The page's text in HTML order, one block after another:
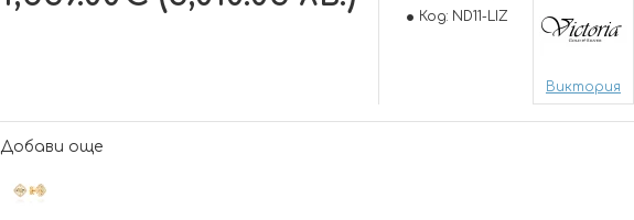
Код: ND11-LIZ
Виктория
Добави още